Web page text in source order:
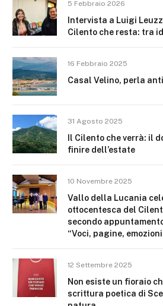
5 Febbraio 2026
Intervista a Luigi
Cilento che resta: tra
16 Febbraio 2025
Casal Velino, perla
31 Agosto 2025
Il Cilento che verrà: il
finire dell’estate
10 Novembre 2025
Vallo della Lucania
ottocentesca del
secondo
“Voci, pagine,
12 Settembre 2025
Non esiste un fioraio
scrittura poetica di